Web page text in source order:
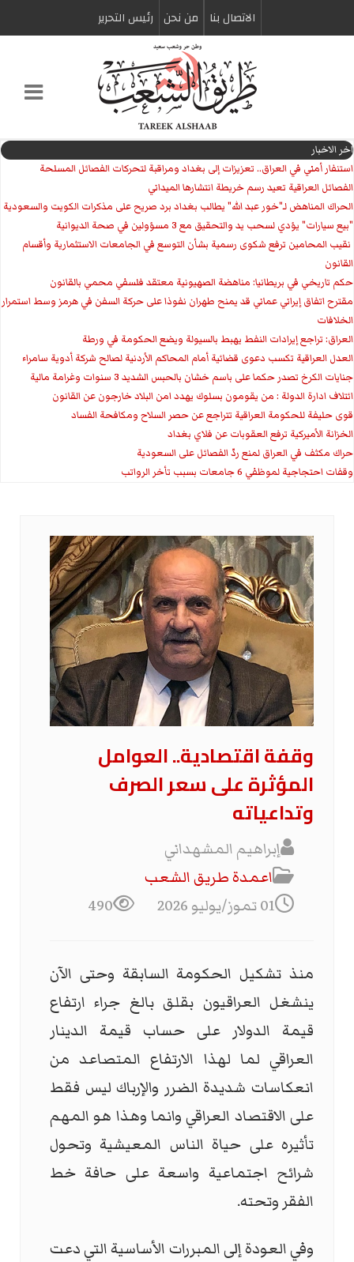
الاتصال بنا من نحن رئیس التحریر
اخر الاخبار
استنفار أمني في العراق.. تعزيزات إلى بغداد ومراقبة لتحركات الفصائل المسلحة
الفصائل العراقية تعيد رسم خريطة انتشارها الميداني
الحراك المناهض لـ"خور عبد الله" يطالب بغداد برد صريح على مذكرات الكويت والسعودية
"بيع سيارات" يؤدي لسحب يد والتحقيق مع 3 مسؤولين في صحة الديوانية
‏ نقيب المحامين ترفع شكوى رسمية بشأن التوسع في الجامعات الاستثمارية وأقسام
القانون
حكم تاريخي في بريطانيا: مناهضة الصهيونية معتقد فلسفي محمي بالقانون
مقترح اتفاق إيراني عماني قد يمنح طهران نفوذا على حركة السفن في هرمز وسط استمرار
الخلافات
العراق: تراجع إيرادات النفط يهبط بالسيولة ويضع الحكومة في ورطة
العدل العراقية تكسب دعوى قضائية أمام المحاكم الأردنية لصالح شركة أدوية سامراء
جنايات الكرخ تصدر حكما على باسم خشان بالحبس الشديد 3 سنوات وغرامة مالية
ائتلاف ادارة الدولة : من يقومون بسلوك يهدد امن البلاد خارجون عن القانون
قوى حليفة للحكومة العراقية تتراجع عن حصر السلاح ومكافحة الفساد
الخزانة الأميركية ترفع العقوبات عن فلاي بغداد
حراك مكثف في العراق لمنع ردّ الفصائل على السعودية
وقفات احتجاجية لموظفي 6 جامعات بسبب تأخر الرواتب
وقفة اقتصادية.. العوامل
المؤثرة على سعر الصرف
وتداعياته
إبراهيم المشهداني
اعمدة طريق الشعب
01 تموز/يوليو 2026
490
منذ تشكيل الحكومة السابقة وحتى الآن
ينشغل العراقيون بقلق بالغ جراء ارتفاع
قيمة الدولار على حساب قيمة الدينار
العراقي لما لهذا الارتفاع المتصاعد من
انعكاسات شديدة الضرر والإرباك ليس فقط
على الاقتصاد العراقي وانما وهذا هو المهم
تأثيره على حياة الناس المعيشية وتحول
شرائح اجتماعية واسعة على حافة خط
الفقر وتحته.
وفي العودة إلى المبررات الأساسية التي دعت